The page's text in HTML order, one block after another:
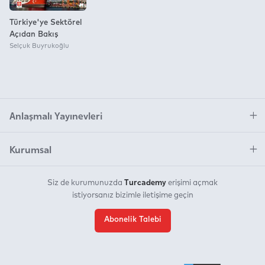
Türkiye'ye Sektörel
Açıdan Bakış
Selçuk Buyrukoğlu
Anlaşmalı Yayınevleri
Kurumsal
Siz de kurumunuzda Turcademy erişimi açmak
istiyorsanız bizimle iletişime geçin
Abonelik Talebi